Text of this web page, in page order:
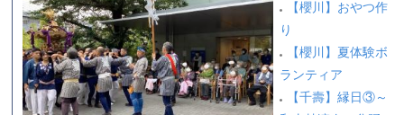
【櫻川】おやつ作
り
【櫻川】夏体験ボ
ランティア
【千壽】縁日③～